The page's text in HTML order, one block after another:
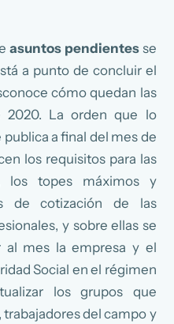
asuntos pendientes se
a punto de concluir el
cómo quedan las
2020. La orden que lo
a final del mes de
los requisitos para las
los topes máximos y
de cotización de las
y sobre ellas se
al mes la empresa y el
Social en el régimen
los grupos que
del campo y